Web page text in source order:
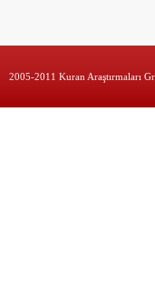
2005-2011 Kuran Araştırmaları